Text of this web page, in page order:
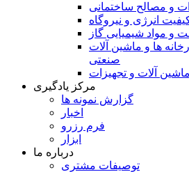
و مصالح ساختمانی
انرژی و نیروگاه
و مواد شیمیایی گاز
ها و ماشین آلات
صنعتی
آلات و تجهیزات
مرکز یادگیری
گزارش نمونه ها
اخبار
فرم رزرو
ابزار
درباره ما
توصیفات مشتری